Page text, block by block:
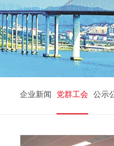
企业新闻 党群工会 公示